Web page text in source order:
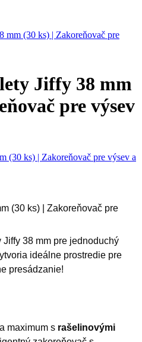
mm (30 ks) | Zakoreňovač pre
Jiffy 38 mm
pre výsev
(30 ks) | Zakoreňovač pre
38 mm pre jednoduchý
ideálne prostredie pre
presádzanie!
maximum s rašelinovými